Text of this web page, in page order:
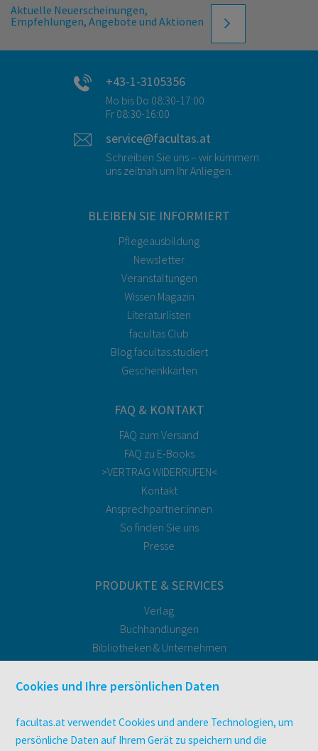
Aktuelle Neuerscheinungen,
Empfehlungen, Angebote und Aktionen
+43-1-3105356
Mo bis Do 08:30-17:00
Fr 08:30-16:00
service@facultas.at
Schreiben Sie uns – wir kümmern
uns zeitnah um Ihr Anliegen.
BLEIBEN SIE INFORMIERT
Pflegeausbildung
Newsletter
Veranstaltungen
Wissen Magazin
Literaturlisten
facultas Club
Blog facultas.studiert
Geschenkkarten
FAQ & KONTAKT
FAQ zum Versand
FAQ zu E-Books
>VERTRAG WIDERRUFEN<
Kontakt
Ansprechpartner:innen
So finden Sie uns
Presse
PRODUKTE & SERVICES
Verlag
Buchhandlungen
Bibliotheken & Unternehmen
Druckerei facultas druckt.
Zeitschriften
Digitale Angebote
Cookies und Ihre persönlichen Daten
facultas.at verwendet Cookies und andere Technologien, um
persönliche Daten auf Ihrem Gerät zu speichern und die